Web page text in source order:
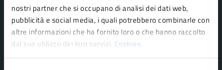
nostri partner che si occupano di analisi dei dati web,
pubblicità e social media, i quali potrebbero combinarle con
altre informazioni che ha fornito loro o che hanno raccolto
dal suo utilizzo dei loro servizi. Cookies.
Politici
Enti e fondazioni
Uffici